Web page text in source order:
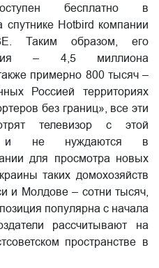
бесплатно в
Hotbird компании
Таким образом, его
– 4,5 миллиона
примерно 800 тысяч –
Россией территориях
без границ», все эти
телевизор с этой
и не нуждаются в
для просмотра новых
таких домохозяйств
и Молдове – сотни тысяч,
популярна с начала
рассчитывают на
пространстве в